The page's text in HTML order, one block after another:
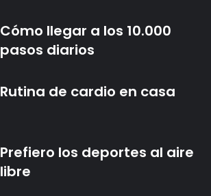
Cómo llegar a los 10.000
pasos diarios
Rutina de cardio en casa
Prefiero los deportes al aire
libre